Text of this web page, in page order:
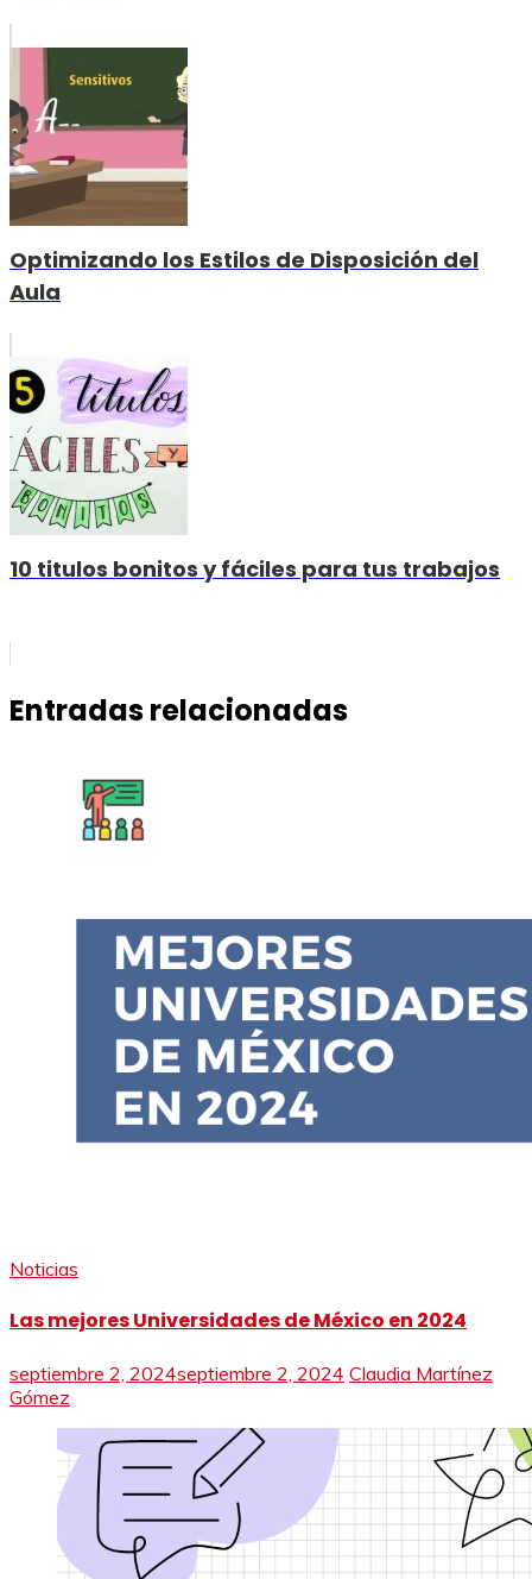
Optimizando los Estilos de Disposición del
Aula
10 titulos bonitos y fáciles para tus trabajos
Entradas relacionadas
Noticias
Las mejores Universidades de México en 2024
septiembre 2, 2024septiembre 2, 2024 Claudia Martínez
Gómez